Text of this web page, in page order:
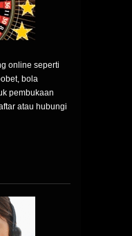
online seperti
bola
pembukaan
atau hubungi